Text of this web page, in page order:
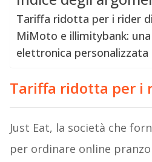
Tariffa ridotta per i rider
MiMoto e illimitybank:
elettronica personalizzata
Tariffa ridotta per i
Just Eat, la società che
per ordinare online